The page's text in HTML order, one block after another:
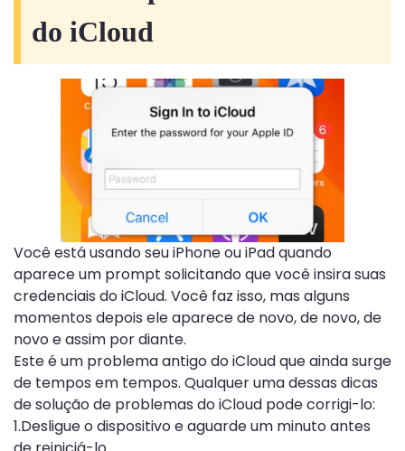
do iCloud
Você está usando seu iPhone ou iPad quando
aparece um prompt solicitando que você insira suas
credenciais do iCloud. Você faz isso, mas alguns
momentos depois ele aparece de novo, de novo, de
novo e assim por diante.
Este é um problema antigo do iCloud que ainda surge
de tempos em tempos. Qualquer uma dessas dicas
de solução de problemas do iCloud pode corrigi-lo:
1.Desligue o dispositivo e aguarde um minuto antes